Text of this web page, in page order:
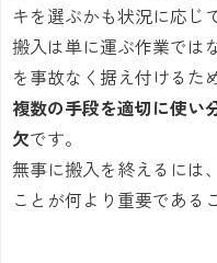
キを選ぶかも状況に応じ
搬入は単に運ぶ作業では
を事故なく据え付けるた
複数の手段を適切に使い
欠です。
無事に搬入を終えるには
ことが何より重要である